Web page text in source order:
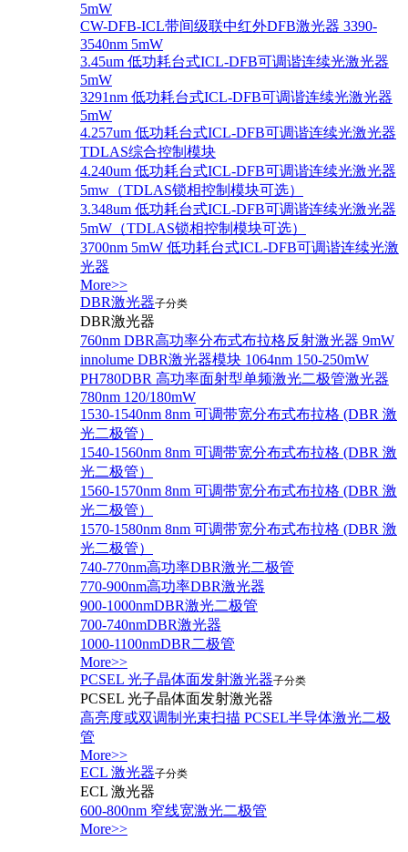
5mW
CW-DFB-ICL带间级联中红外DFB激光器 3390-
3540nm 5mW
3.45um 低功耗台式ICL-DFB可调谐连续光激光器
5mW
3291nm 低功耗台式ICL-DFB可调谐连续光激光器
5mW
4.257um 低功耗台式ICL-DFB可调谐连续光激光器
TDLAS综合控制模块
4.240um 低功耗台式ICL-DFB可调谐连续光激光器
5mw（TDLAS锁相控制模块可选）
3.348um 低功耗台式ICL-DFB可调谐连续光激光器
5mW（TDLAS锁相控制模块可选）
3700nm 5mW 低功耗台式ICL-DFB可调谐连续光激
光器
More>>
DBR激光器子分类
DBR激光器
760nm DBR高功率分布式布拉格反射激光器 9mW
innolume DBR激光器模块 1064nm 150-250mW
PH780DBR 高功率面射型单频激光二极管激光器
780nm 120/180mW
1530-1540nm 8nm 可调带宽分布式布拉格 (DBR 激
光二极管）
1540-1560nm 8nm 可调带宽分布式布拉格 (DBR 激
光二极管）
1560-1570nm 8nm 可调带宽分布式布拉格 (DBR 激
光二极管）
1570-1580nm 8nm 可调带宽分布式布拉格 (DBR 激
光二极管）
740-770nm高功率DBR激光二极管
770-900nm高功率DBR激光器
900-1000nmDBR激光二极管
700-740nmDBR激光器
1000-1100nmDBR二极管
More>>
PCSEL 光子晶体面发射激光器子分类
PCSEL 光子晶体面发射激光器
高亮度或双调制光束扫描 PCSEL半导体激光二极
管
More>>
ECL 激光器子分类
ECL 激光器
600-800nm 窄线宽激光二极管
More>>